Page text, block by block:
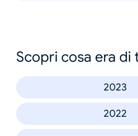
Scopri cosa era di
2023
2022